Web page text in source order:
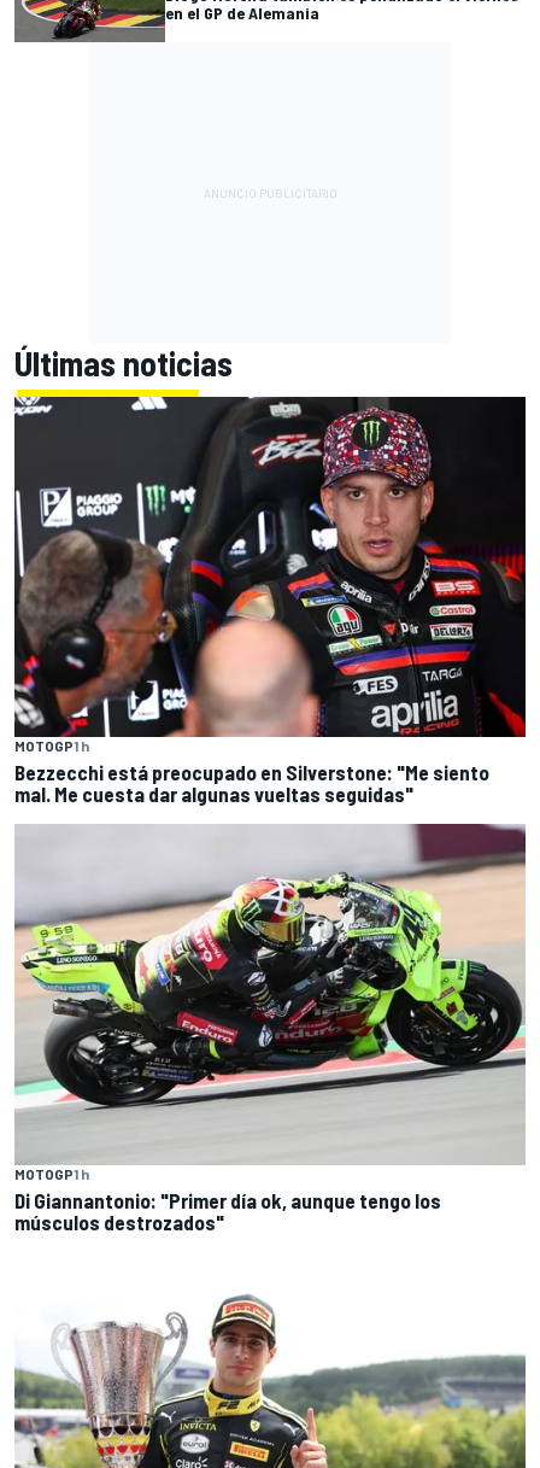
en el GP de Alemania
Últimas noticias
MOTOGP1 h
Bezzecchi está preocupado en Silverstone: "Me siento
mal. Me cuesta dar algunas vueltas seguidas"
MOTOGP1 h
Di Giannantonio: "Primer día ok, aunque tengo los
músculos destrozados"